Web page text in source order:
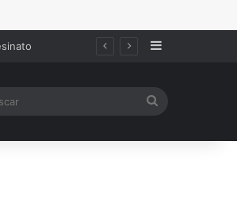
Sidebar
Article